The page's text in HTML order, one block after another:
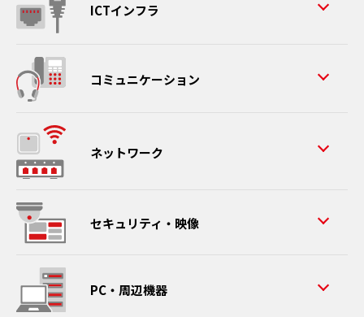
ICTインフラ
コミュニケーション
ネットワーク
セキュリティ・映像
PC・周辺機器